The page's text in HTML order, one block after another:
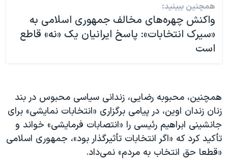
همچنین ببینید:
واکنش چهره‌های مخالف جمهوری اسلامی به
«سیرک انتخابات»: پاسخ ایرانیان یک «نه» قاطع
است
همچنین، محبوبه رضایی، زندانی سیاسی محبوس در بند
زنان زندان اوین، در پیامی برگزاری «انتخابات نمایشی» برای
جانشینی ابراهیم رئیسی را «انتصابات فرمایشی» خواند و
تأکید کرد که «اگر انتخابات تأثیرگذار بود»، جمهوری اسلامی
«قطعا حق انتخاب به مردم» نمی‌داد.